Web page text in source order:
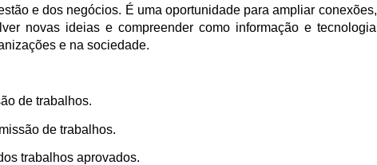
e dos negócios. É uma oportunidade para ampliar conexões,
novas ideias e compreender como informação e tecnologia
e na sociedade.
de trabalhos.
de trabalhos.
trabalhos aprovados.